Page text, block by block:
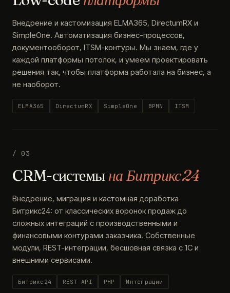
Внедрение и кастомизация ELMA365, DirectumRX и
SimpleOne. Автоматизация бизнес-процессов,
документооборот, ITSM-контуры. Мы знаем, где у
каждой платформы потолок, и умеем проектировать
решения так, чтобы платформа работала на бизнес, а
не наоборот.
ELMA365 DirectumRX SimpleOne BPMN ITSM
/ 03
CRM-системына Битрикс24
Внедрение, миграция и кастомная доработка
Битрикс24: от классических воронок продаж до
сложных интеграций с производственными и
финансовыми контурами заказчика. Собственные
модули, REST-интеграции, бесшовная связка с 1С и
внешними сервисами.
Битрикс24 REST API PHP Интеграции